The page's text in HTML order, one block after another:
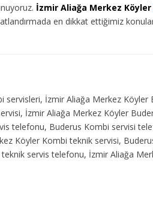
İzmir Aliağa Merkez Köyler
en dikkat ettiğimiz
İzmir Aliağa Merkez
İzmir Aliağa Merkez Köyler
telefonu, Buderus Kombi servisi
Köyler Kombi teknik servisi,
servis telefonu, İzmir Aliağa